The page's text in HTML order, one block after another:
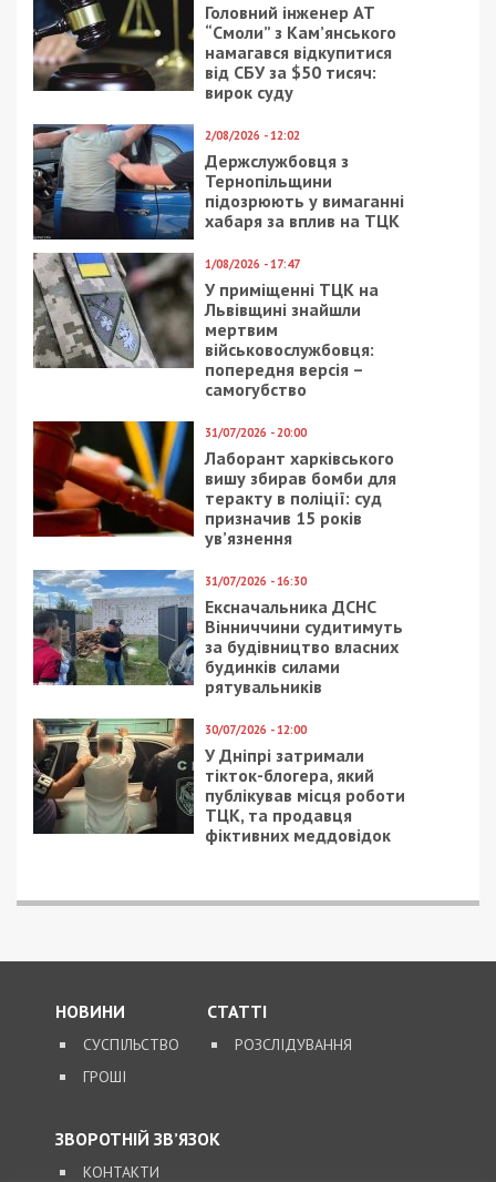
Головний інженер АТ
“Смоли” з Кам’янського
намагався відкупитися
від СБУ за $50 тисяч:
вирок суду
2/08/2026 - 12:02
Держслужбовця з
Тернопільщини
підозрюють у вимаганні
хабаря за вплив на ТЦК
1/08/2026 - 17:47
У приміщенні ТЦК на
Львівщині знайшли
мертвим
військовослужбовця:
попередня версія –
самогубство
31/07/2026 - 20:00
Лаборант харківського
вишу збирав бомби для
теракту в поліції: суд
призначив 15 років
ув’язнення
31/07/2026 - 16:30
Ексначальника ДСНС
Вінниччини судитимуть
за будівництво власних
будинків силами
рятувальників
30/07/2026 - 12:00
У Дніпрі затримали
тікток-блогера, який
публікував місця роботи
ТЦК, та продавця
фіктивних меддовідок
НОВИНИ
СУСПІЛЬСТВО
ГРОШІ
СТАТТІ
РОЗСЛІДУВАННЯ
ЗВОРОТНІЙ ЗВ’ЯЗОК
КОНТАКТИ